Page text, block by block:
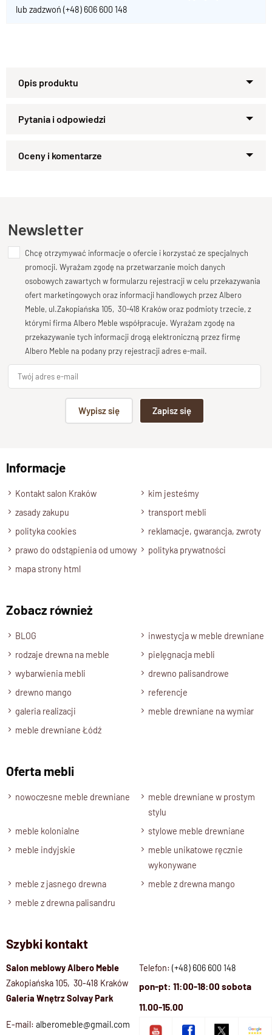
lub zadzwoń (+48) 606 600 148
Zapytaj o produkt
Dodaj opinię o produkcie
Twoja ocena
Bardzo dobry
Twoja opinia o produkcie
Podpis
Wyślij opinię
Newsletter
Chcę otrzymywać informacje o ofercie i korzystać ze specjalnych
promocji. Wyrażam zgodę na przetwarzanie moich danych
osobowych zawartych w formularzu rejestracji w celu przekazywania
ofert marketingowych oraz informacji handlowych przez Albero
Meble, ul.Zakopiańska 105, 30-418 Kraków oraz podmioty trzecie, z
którymi firma Albero Meble współpracuje. Wyrażam zgodę na
przekazywanie tych informacji drogą elektroniczną przez firmę
Albero Meble na podany przy rejestracji adres e-mail.
Wypisz się Zapisz się
Informacje
Kontakt salon Kraków
kim jesteśmy
zasady zakupu
transport mebli
polityka cookies
reklamacje, gwarancja, zwroty
prawo do odstąpienia od umowy
polityka prywatności
mapa strony html
Zobacz również
BLOG
inwestycja w meble drewniane
rodzaje drewna na meble
pielęgnacja mebli
wybarwienia mebli
drewno palisandrowe
drewno mango
referencje
galeria realizacji
meble drewniane na wymiar
meble drewniane Łódź
Oferta mebli
nowoczesne meble drewniane
meble drewniane w prostym
stylu
meble kolonialne
stylowe meble drewniane
meble indyjskie
meble unikatowe ręcznie
wykonywane
meble z jasnego drewna
meble z drewna mango
meble z drewna palisandru
Szybki kontakt
Salon meblowy Albero Meble
Zakopiańska 105, 30-418 Kraków
Galeria Wnętrz Solvay Park
Telefon: (+48) 606 600 148
pon-pt: 11:00-18:00 sobota
11.00-15.00
E-mail: alberomeble@gmail.com